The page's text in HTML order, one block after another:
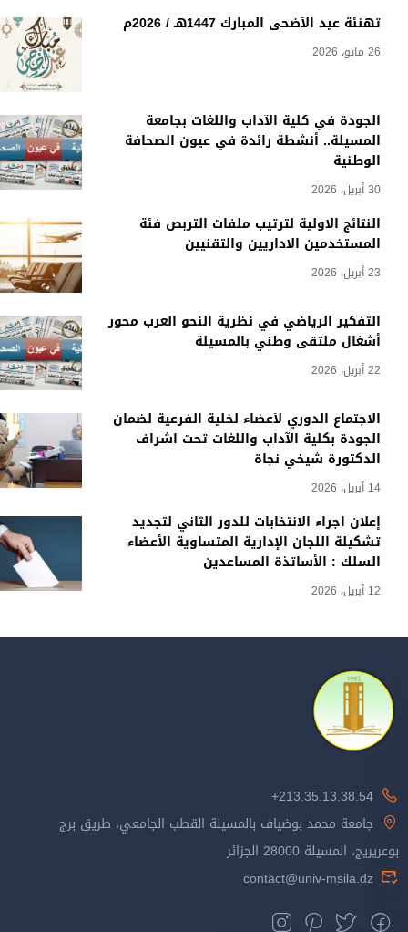
تهنئة عيد الأضحى المبارك 1447هـ / 2026م
26 مايو، 2026
الجودة في كلية الآداب واللغات بجامعة
المسيلة.. أنشطة رائدة في عيون الصحافة
الوطنية
30 أبريل، 2026
النتائج الاولية لترتيب ملفات التربص فئة
المستخدمين الاداريين والتقنيين
23 أبريل، 2026
التفكير الرياضي في نظرية النحو العرب محور
أشغال ملتقى وطني بالمسيلة
22 أبريل، 2026
الاجتماع الدوري لأعضاء لخلية الفرعية لضمان
الجودة بكلية الآداب واللغات تحت اشراف
الدكتورة شيخي نجاة
14 أبريل، 2026
إعلان اجراء الانتخابات للدور الثاني لتجديد
تشكيلة اللجان الإدارية المتساوية الأعضاء
السلك : الأساتذة المساعدين
12 أبريل، 2026
213.35.13.38.54+
جامعة محمد بوضياف بالمسيلة القطب الجامعي، طريق برج
بوعريريج، المسيلة 28000 الجزائر
contact@univ-msila.dz